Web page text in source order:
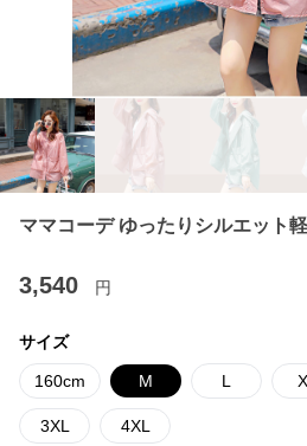
ママコーデ ゆったりシルエット
3,540 円
サイズ
160cm M L
3XL 4XL